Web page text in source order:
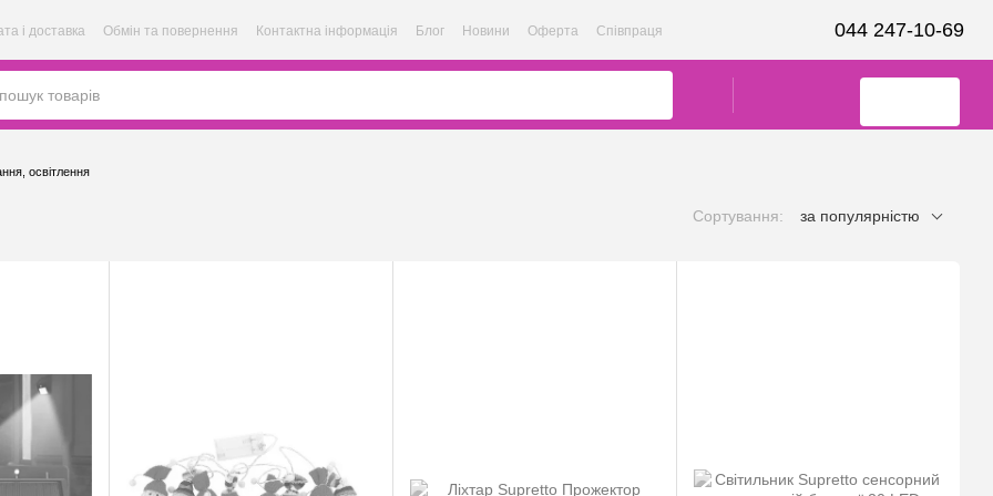
і доставка Обмін та повернення Контактна інформація Блог Новини Оферта Співпраця 044 247-10-69
освітлення
Сортування: за популярністю